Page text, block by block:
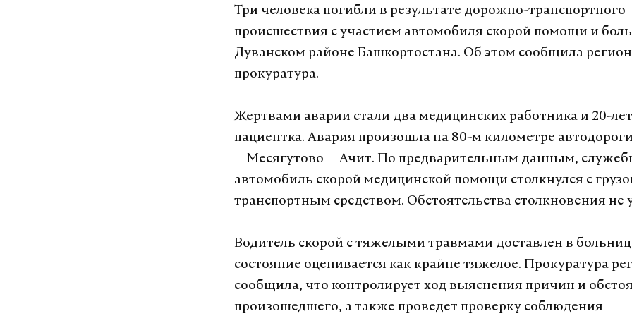
Три человека погибли в результате дорожно-транспортного
происшествия с участием автомобиля скорой помощи и
Дуванском районе Башкортостана. Об этом сообщила
прокуратура.
Жертвами аварии стали два медицинских работника и 20-
пациентка. Авария произошла на 80-м километре
— Месягутово — Ачит. По предварительным данным,
автомобиль скорой медицинской помощи столкнулся с
транспортным средством. Обстоятельства столкновения не
Водитель скорой с тяжелыми травмами доставлен в
состояние оценивается как крайне тяжелое. Прокуратура
сообщила, что контролирует ход выяснения причин и
произошедшего, а также проведет проверку соблюдения